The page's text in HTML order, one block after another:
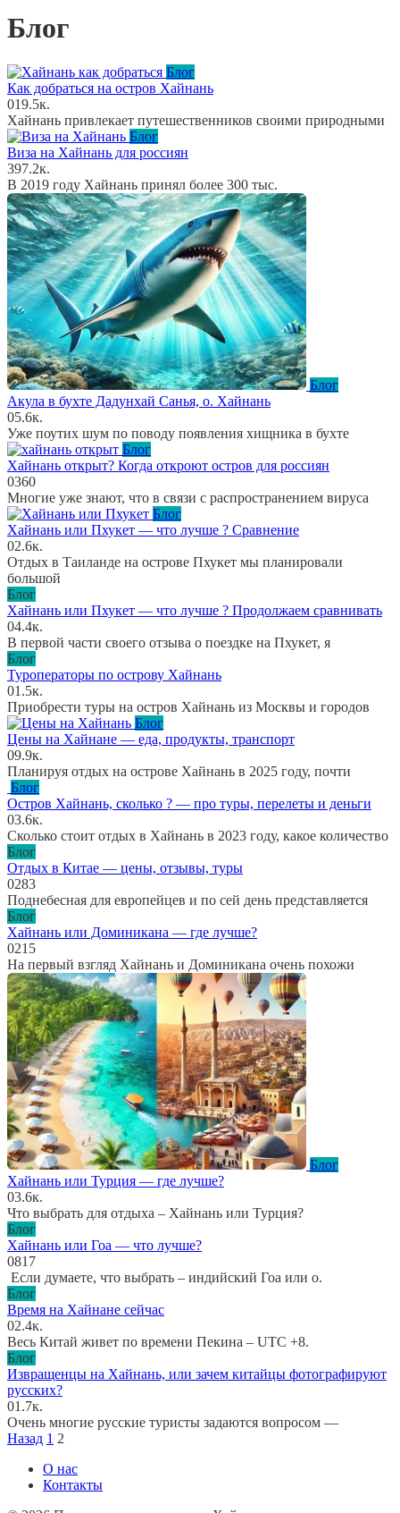
Блог
Блог
Как добраться на остров Хайнань
019.5к.
Хайнань привлекает путешественников своими природными
Блог
Виза на Хайнань для россиян
397.2к.
В 2019 году Хайнань принял более 300 тыс.
Блог
Акула в бухте Дадунхай Санья, о. Хайнань
05.6к.
Уже поутих шум по поводу появления хищника в бухте
Блог
Хайнань открыт? Когда откроют остров для россиян
0360
Многие уже знают, что в связи с распространением вируса
Блог
Хайнань или Пхукет — что лучше ? Сравнение
02.6к.
Отдых в Таиланде на острове Пхукет мы планировали
большой
Блог
Хайнань или Пхукет — что лучше ? Продолжаем сравнивать
04.4к.
В первой части своего отзыва о поездке на Пхукет, я
Блог
Туроператоры по острову Хайнань
01.5к.
Приобрести туры на остров Хайнань из Москвы и городов
Блог
Цены на Хайнане — еда, продукты, транспорт
09.9к.
Планируя отдых на острове Хайнань в 2025 году, почти
Блог
Остров Хайнань, сколько ? — про туры, перелеты и деньги
03.6к.
Сколько стоит отдых в Хайнань в 2023 году, какое количество
Блог
Отдых в Китае — цены, отзывы, туры
0283
Поднебесная для европейцев и по сей день представляется
Блог
Хайнань или Доминикана — где лучше?
0215
На первый взгляд Хайнань и Доминикана очень похожи
Блог
Хайнань или Турция — где лучше?
03.6к.
Что выбрать для отдыха – Хайнань или Турция?
Блог
Хайнань или Гоа — что лучше?
0817
Если думаете, что выбрать – индийский Гоа или о.
Блог
Время на Хайнане сейчас
02.4к.
Весь Китай живет по времени Пекина – UTC +8.
Блог
Извращенцы на Хайнань, или зачем китайцы фотографируют
русских?
01.7к.
Очень многие русские туристы задаются вопросом —
Пагинация
Назад 1 2
О нас
Контакты